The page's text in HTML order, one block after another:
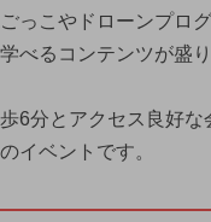
っこやドローンプロ
べるコンテンツが盛り
6分とアクセス良好
イベントです。